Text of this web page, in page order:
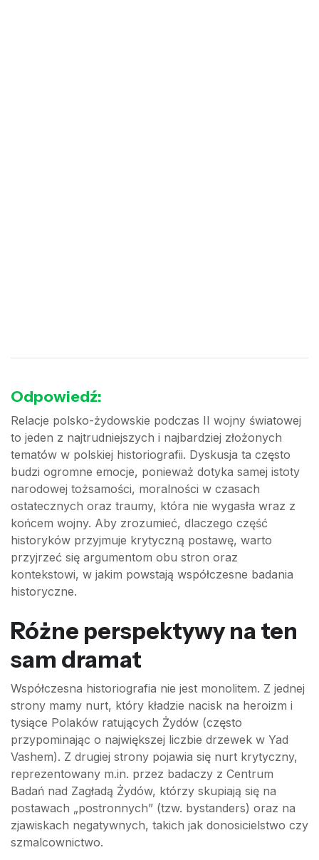
Odpowiedź:
Relacje polsko-żydowskie podczas II wojny światowej
to jeden z najtrudniejszych i najbardziej złożonych
tematów w polskiej historiografii. Dyskusja ta często
budzi ogromne emocje, ponieważ dotyka samej istoty
narodowej tożsamości, moralności w czasach
ostatecznych oraz traumy, która nie wygasła wraz z
końcem wojny. Aby zrozumieć, dlaczego część
historyków przyjmuje krytyczną postawę, warto
przyjrzeć się argumentom obu stron oraz
kontekstowi, w jakim powstają współczesne badania
historyczne.
Różne perspektywy na ten
sam dramat
Współczesna historiografia nie jest monolitem. Z jednej
strony mamy nurt, który kładzie nacisk na heroizm i
tysiące Polaków ratujących Żydów (często
przypominając o największej liczbie drzewek w Yad
Vashem). Z drugiej strony pojawia się nurt krytyczny,
reprezentowany m.in. przez badaczy z Centrum
Badań nad Zagładą Żydów, którzy skupiają się na
postawach „postronnych” (tzw. bystanders) oraz na
zjawiskach negatywnych, takich jak donosicielstwo czy
szmalcownictwo.